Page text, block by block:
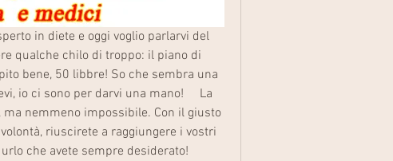
in diete e oggi voglio parlarvi del
qualche chilo di troppo: il piano di
bene, 50 libbre! So che sembra una
io ci sono per darvi una mano!     La
nemmeno impossibile. Con il giusto
riuscirete a raggiungere i vostri
che avete sempre desiderato!